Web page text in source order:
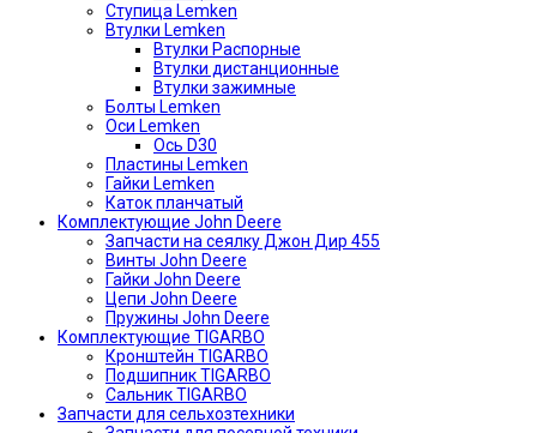
Ступица Lemken
Втулки Lemken
Втулки Распорные
Втулки дистанционные
Втулки зажимные
Болты Lemken
Оси Lemken
Ось D30
Пластины Lemken
Гайки Lemken
Каток планчатый
Комплектующие John Deere
Запчасти на сеялку Джон Дир 455
Винты John Deere
Гайки John Deere
Цепи John Deere
Пружины John Deere
Комплектующие TIGARBO
Кронштейн TIGARBO
Подшипник TIGARBO
Сальник TIGARBO
Запчасти для сельхозтехники